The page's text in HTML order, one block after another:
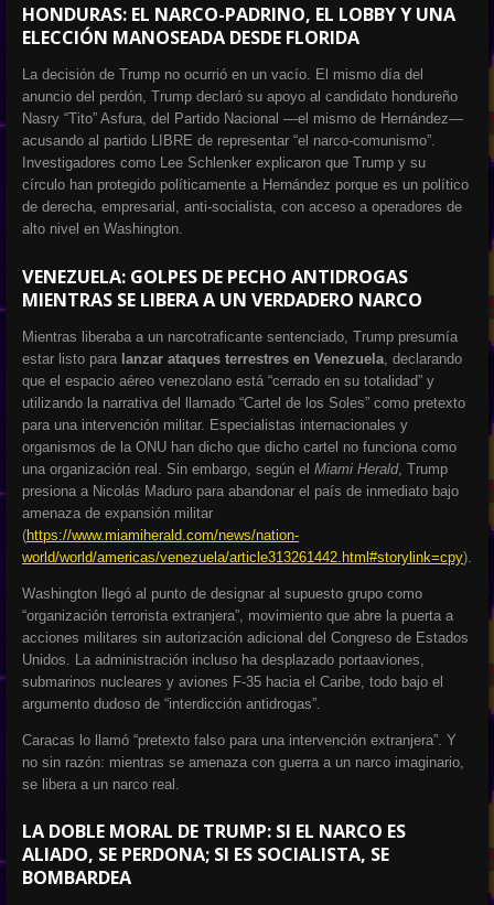
HONDURAS: EL NARCO-PADRINO, EL LOBBY Y UNA
ELECCIÓN MANOSEADA DESDE FLORIDA
La decisión de Trump no ocurrió en un vacío. El mismo día del
anuncio del perdón, Trump declaró su apoyo al candidato hondureño
Nasry “Tito” Asfura, del Partido Nacional —el mismo de Hernández—
acusando al partido LIBRE de representar “el narco-comunismo”.
Investigadores como Lee Schlenker explicaron que Trump y su
círculo han protegido políticamente a Hernández porque es un político
de derecha, empresarial, anti-socialista, con acceso a operadores de
alto nivel en Washington.
VENEZUELA: GOLPES DE PECHO ANTIDROGAS
MIENTRAS SE LIBERA A UN VERDADERO NARCO
Mientras liberaba a un narcotraficante sentenciado, Trump presumía
estar listo para lanzar ataques terrestres en Venezuela , declarando
que el espacio aéreo venezolano está “cerrado en su totalidad” y
utilizando la narrativa del llamado “Cartel de los Soles” como pretexto
para una intervención militar. Especialistas internacionales y
organismos de la ONU han dicho que dicho cartel no funciona como
una organización real. Sin embargo, según el Miami Herald, Trump
presiona a Nicolás Maduro para abandonar el país de inmediato bajo
amenaza de expansión militar
(https://www.miamiherald.com/news/nation-
world/world/americas/venezuela/article313261442.html#storylink=cpy).
Washington llegó al punto de designar al supuesto grupo como
“organización terrorista extranjera”, movimiento que abre la puerta a
acciones militares sin autorización adicional del Congreso de Estados
Unidos. La administración incluso ha desplazado portaaviones,
submarinos nucleares y aviones F-35 hacia el Caribe, todo bajo el
argumento dudoso de “interdicción antidrogas”.
Caracas lo llamó “pretexto falso para una intervención extranjera”. Y
no sin razón: mientras se amenaza con guerra a un narco imaginario,
se libera a un narco real.
LA DOBLE MORAL DE TRUMP: SI EL NARCO ES
ALIADO, SE PERDONA; SI ES SOCIALISTA, SE
BOMBARDEA